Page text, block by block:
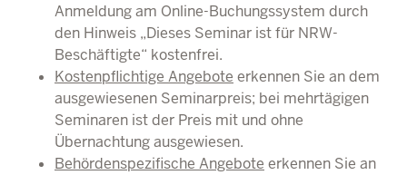
Anmeldung am Online-Buchungssystem durch
den Hinweis „Dieses Seminar ist für NRW-
Beschäftigte“ kostenfrei.
Kostenpflichtige Angebote erkennen Sie an dem
ausgewiesenen Seminarpreis; bei mehrtägigen
Seminaren ist der Preis mit und ohne
Übernachtung ausgewiesen.
Behördenspezifische Angebote erkennen Sie an